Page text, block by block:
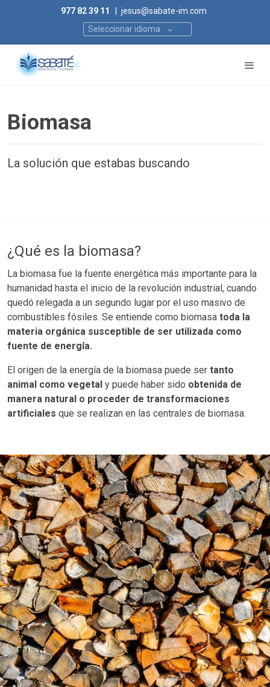
977 82 39 11
jesus@sabate-im.com
Seleccionar idioma
Biomasa
La solución que estabas buscando
¿Qué es la biomasa?
La biomasa fue la fuente energética más importante para la
humanidad hasta el inicio de la revolución industrial, cuando
quedó relegada a un segundo lugar por el uso masivo de
combustibles fósiles. Se entiende como biomasa toda la
materia orgánica susceptible de ser utilizada como
fuente de energía.
El origen de la energía de la biomasa puede ser tanto
animal como vegetal y puede haber sido obtenida de
manera natural o proceder de transformaciones
artificiales que se realizan en las centrales de biomasa.